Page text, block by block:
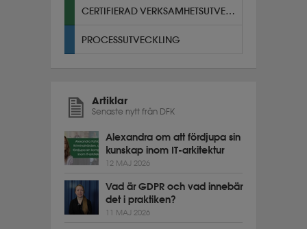
CERTIFIERAD VERKSAMHETSUTVECKLARE
PROCESSUTVECKLING
Artiklar
Senaste nytt från DFK
Alexandra om att fördjupa sin
kunskap inom IT-arkitektur
12 MAJ 2026
Vad är GDPR och vad innebär
det i praktiken?
11 MAJ 2026